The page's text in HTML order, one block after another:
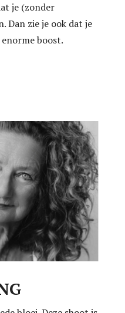
je (zonder
Dan zie je ook dat je
boost.